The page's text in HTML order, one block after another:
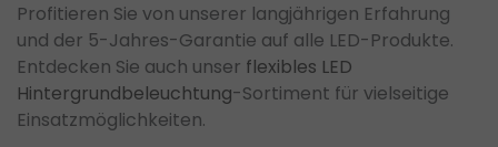
Profitieren Sie von unserer langjährigen Erfahrung
und der 5-Jahres-Garantie auf alle LED-Produkte.
Entdecken Sie auch unser flexibles LED
Hintergrundbeleuchtung-Sortiment für vielseitige
Einsatzmöglichkeiten.